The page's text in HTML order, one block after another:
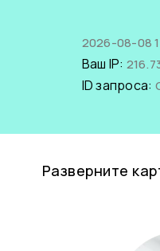
2026-08-08
Ваш IP:
ID запроса:
Разверните